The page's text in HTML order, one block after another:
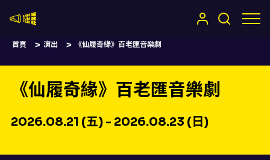
首頁 演出 《仙履奇緣》百老匯音樂劇
《仙履奇緣》百老匯音樂劇
2026.08.21 (五) - 2026.08.23 (日)